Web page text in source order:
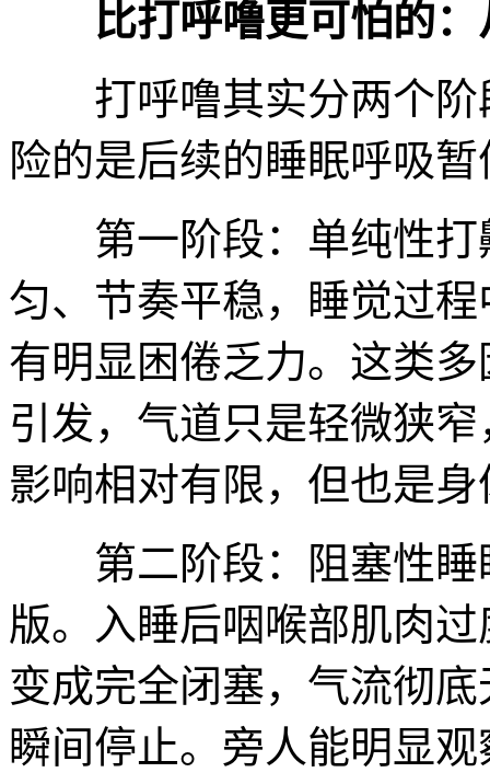
比打呼噜更可怕的
打呼噜其实分两个阶
险的是后续的睡眠呼吸暂
第一阶段：单纯性打
匀、节奏平稳，睡觉过
有明显困倦乏力。这类
引发，气道只是轻微狭
影响相对有限，但也是
第二阶段：阻塞性睡
版。入睡后咽喉部肌肉
变成完全闭塞，气流彻
瞬间停止。旁人能明显